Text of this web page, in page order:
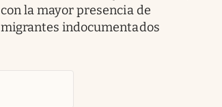
con la mayor presencia de
migrantes indocumentados